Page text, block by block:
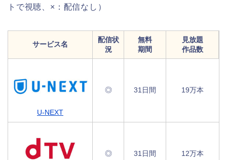
トで視聴、×：配信なし）
サービス名
配信状
況
無料
期間
見放題
作品数
U-NEXT
◎ 31日間 19万本
◎ 31日間 12万本